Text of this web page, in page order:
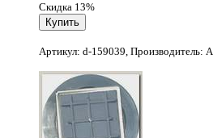
Скидка 13%
Артикул: d-159039, Производитель: